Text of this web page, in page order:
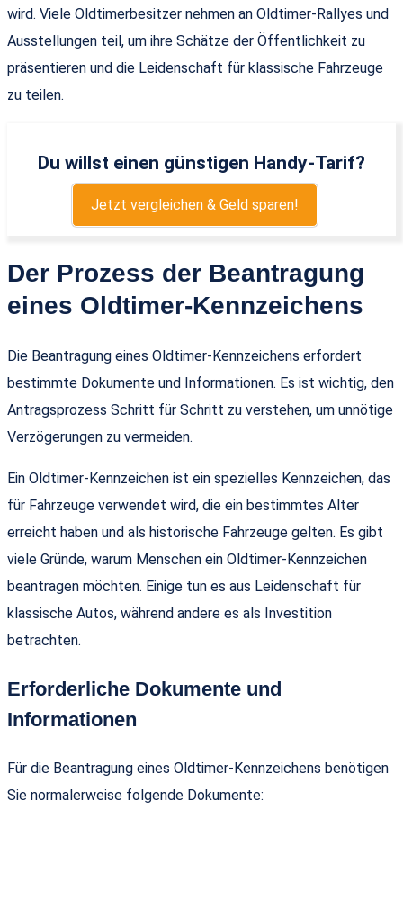
wird. Viele Oldtimerbesitzer nehmen an Oldtimer-Rallyes und
Ausstellungen teil, um ihre Schätze der Öffentlichkeit zu
präsentieren und die Leidenschaft für klassische Fahrzeuge
zu teilen.
Du willst einen günstigen Handy-Tarif?
Jetzt vergleichen & Geld sparen!
Der Prozess der Beantragung
eines Oldtimer-Kennzeichens
Die Beantragung eines Oldtimer-Kennzeichens erfordert
bestimmte Dokumente und Informationen. Es ist wichtig, den
Antragsprozess Schritt für Schritt zu verstehen, um unnötige
Verzögerungen zu vermeiden.
Ein Oldtimer-Kennzeichen ist ein spezielles Kennzeichen, das
für Fahrzeuge verwendet wird, die ein bestimmtes Alter
erreicht haben und als historische Fahrzeuge gelten. Es gibt
viele Gründe, warum Menschen ein Oldtimer-Kennzeichen
beantragen möchten. Einige tun es aus Leidenschaft für
klassische Autos, während andere es als Investition
betrachten.
Erforderliche Dokumente und
Informationen
Für die Beantragung eines Oldtimer-Kennzeichens benötigen
Sie normalerweise folgende Dokumente: